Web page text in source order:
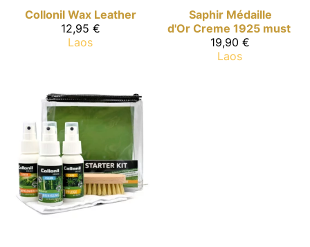
Collonil Wax Leather
12,95 €
Laos
Saphir Médaille
d'Or Creme 1925 must
19,90 €
Laos